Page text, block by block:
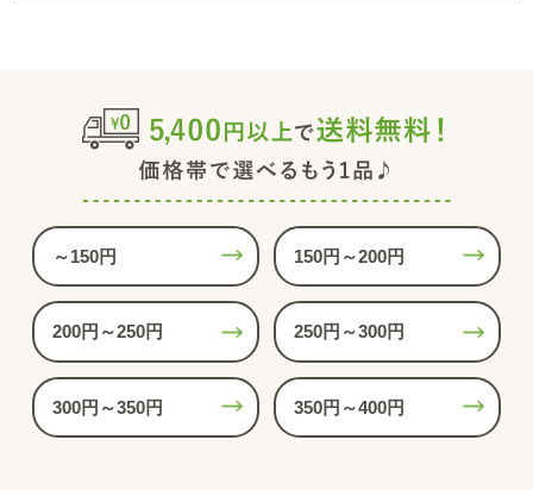
～150円 150円～200円
200円～250円 250円～300円
300円～350円 350円～400円